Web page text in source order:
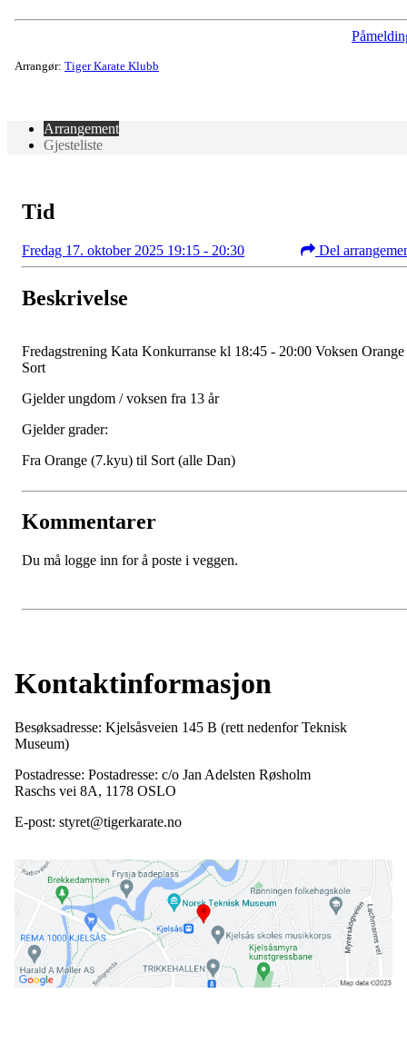
Arrangør: Tiger Karate Klubb
Arrangement
Gjesteliste
Tid
Fredag 17. oktober 2025 19:15 - 20:30 Del
Beskrivelse
Fredagstrening Kata Konkurranse kl 18:45 - 20:00 Voksen Orange
Sort
Gjelder ungdom / voksen fra 13 år
Gjelder grader:
Fra Orange (7.kyu) til Sort (alle Dan)
Kommentarer
Du må logge inn for å poste i veggen.
Kontaktinformasjon
Besøksadresse: Kjelsåsveien 145 B (rett nedenfor Teknisk
Museum)
Postadresse: Postadresse: c/o Jan Adelsten Røsholm
Raschs vei 8A, 1178 OSLO
E-post: styret@tigerkarate.no